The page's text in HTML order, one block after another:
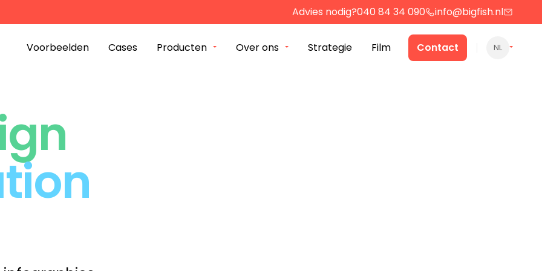
Advies nodig?040 84 34 090 info@bigfish.nl
Voorbeelden Cases Producten Over ons Strategie Film Contact NL
Rijk